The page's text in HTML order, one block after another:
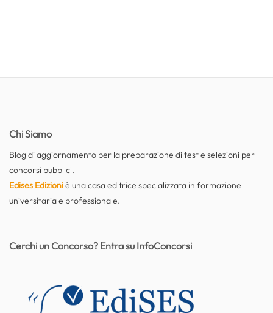
Chi Siamo
Blog di aggiornamento per la preparazione di test e selezioni per
concorsi pubblici.
Edises Edizioniè una casa editrice specializzata in formazione
universitaria e professionale.
Cerchi un Concorso? Entra su InfoConcorsi